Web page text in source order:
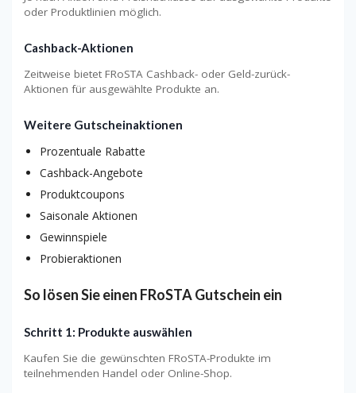
oder Produktlinien möglich.
Cashback-Aktionen
Zeitweise bietet FRoSTA Cashback- oder Geld-zurück-
Aktionen für ausgewählte Produkte an.
Weitere Gutscheinaktionen
Prozentuale Rabatte
Cashback-Angebote
Produktcoupons
Saisonale Aktionen
Gewinnspiele
Probieraktionen
So lösen Sie einen FRoSTA Gutschein ein
Schritt 1: Produkte auswählen
Kaufen Sie die gewünschten FRoSTA-Produkte im
teilnehmenden Handel oder Online-Shop.